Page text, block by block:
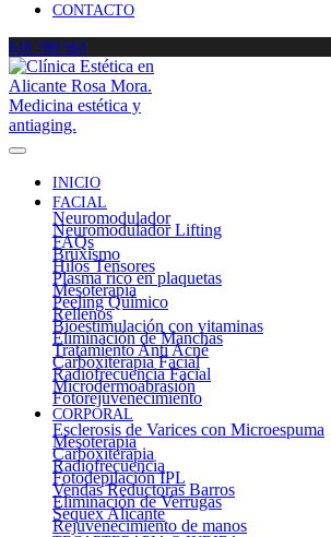
CONTACTO
618 788 564
INICIO
FACIAL
Neuromodulador
Neuromodulador Lifting
FAQs
Bruxismo
Hilos Tensores
Plasma rico en plaquetas
Mesoterapia
Peeling Químico
Rellenos
Bioestimulación con vitaminas
Eliminación de Manchas
Tratamiento Anti Acné
Carboxiterapia Facial
Radiofrecuencia Facial
Microdermoabrasión
Fotorejuvenecimiento
CORPORAL
Esclerosis de Varices con Microespuma
Mesoterapia
Carboxiterapia
Radiofrecuencia
Fotodepilación IPL
Vendas Reductoras Barros
Eliminación de Verrugas
Sequex Alicante
Rejuvenecimiento de manos